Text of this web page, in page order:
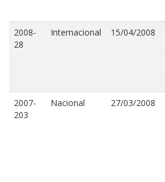
2008-
28
Internacional 15/04/2008
2007-
203
Nacional 27/03/2008